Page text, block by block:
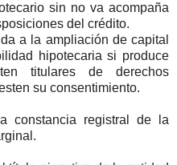
sin no va acompaña
del crédito.
a la ampliación de capital
hipotecaria si produce
titulares de derechos
su consentimiento.
constancia registral de la